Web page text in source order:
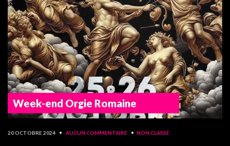
Week-end Orgie Romaine
20 OCTOBRE 2024 • AUCUN COMMENTAIRE • NON CLASSÉ